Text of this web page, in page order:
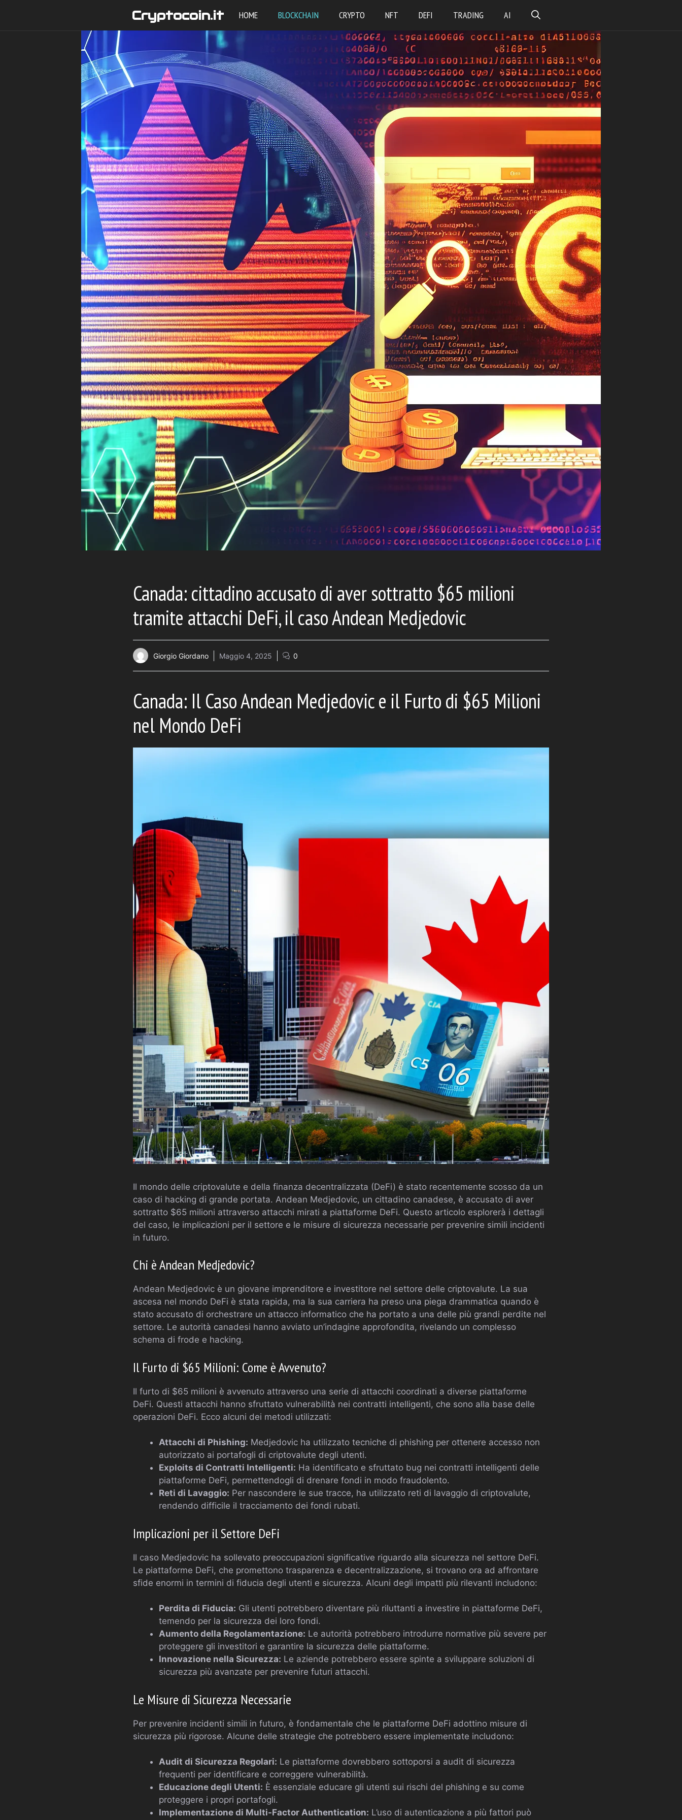
Cryptocoin.it HOME BLOCKCHAIN CRYPTO NFT DEFI TRADING AI
Canada: cittadino accusato di aver sottratto $65 milioni
tramite attacchi DeFi, il caso Andean Medjedovic
Giorgio Giordano Maggio 4, 2025 0
Canada: Il Caso Andean Medjedovic e il Furto di $65 Milioni
nel Mondo DeFi
Il mondo delle criptovalute e della finanza decentralizzata (DeFi) è stato recentemente scosso da un
caso di hacking di grande portata. Andean Medjedovic, un cittadino canadese, è accusato di aver
sottratto $65 milioni attraverso attacchi mirati a piattaforme DeFi. Questo articolo esplorerà i dettagli
del caso, le implicazioni per il settore e le misure di sicurezza necessarie per prevenire simili incidenti
in futuro.
Chi è Andean Medjedovic?
Andean Medjedovic è un giovane imprenditore e investitore nel settore delle criptovalute. La sua
ascesa nel mondo DeFi è stata rapida, ma la sua carriera ha preso una piega drammatica quando è
stato accusato di orchestrare un attacco informatico che ha portato a una delle più grandi perdite nel
settore. Le autorità canadesi hanno avviato un’indagine approfondita, rivelando un complesso
schema di frode e hacking.
Il Furto di $65 Milioni: Come è Avvenuto?
Il furto di $65 milioni è avvenuto attraverso una serie di attacchi coordinati a diverse piattaforme
DeFi. Questi attacchi hanno sfruttato vulnerabilità nei contratti intelligenti, che sono alla base delle
operazioni DeFi. Ecco alcuni dei metodi utilizzati:
Attacchi di Phishing: Medjedovic ha utilizzato tecniche di phishing per ottenere accesso non
autorizzato ai portafogli di criptovalute degli utenti.
Exploits di Contratti Intelligenti: Ha identificato e sfruttato bug nei contratti intelligenti delle
piattaforme DeFi, permettendogli di drenare fondi in modo fraudolento.
Reti di Lavaggio: Per nascondere le sue tracce, ha utilizzato reti di lavaggio di criptovalute,
rendendo difficile il tracciamento dei fondi rubati.
Implicazioni per il Settore DeFi
Il caso Medjedovic ha sollevato preoccupazioni significative riguardo alla sicurezza nel settore DeFi.
Le piattaforme DeFi, che promettono trasparenza e decentralizzazione, si trovano ora ad affrontare
sfide enormi in termini di fiducia degli utenti e sicurezza. Alcuni degli impatti più rilevanti includono:
Perdita di Fiducia: Gli utenti potrebbero diventare più riluttanti a investire in piattaforme DeFi,
temendo per la sicurezza dei loro fondi.
Aumento della Regolamentazione: Le autorità potrebbero introdurre normative più severe per
proteggere gli investitori e garantire la sicurezza delle piattaforme.
Innovazione nella Sicurezza: Le aziende potrebbero essere spinte a sviluppare soluzioni di
sicurezza più avanzate per prevenire futuri attacchi.
Le Misure di Sicurezza Necessarie
Per prevenire incidenti simili in futuro, è fondamentale che le piattaforme DeFi adottino misure di
sicurezza più rigorose. Alcune delle strategie che potrebbero essere implementate includono:
Audit di Sicurezza Regolari: Le piattaforme dovrebbero sottoporsi a audit di sicurezza
frequenti per identificare e correggere vulnerabilità.
Educazione degli Utenti: È essenziale educare gli utenti sui rischi del phishing e su come
proteggere i propri portafogli.
Implementazione di Multi-Factor Authentication: L’uso di autenticazione a più fattori può